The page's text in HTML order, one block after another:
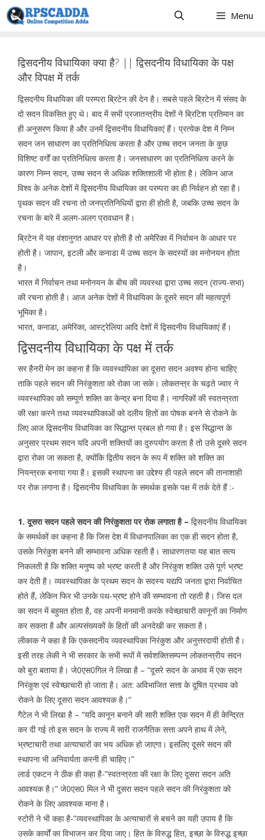
Skip
to
Menu
द्विसदनीय विधायिका क्या है? || द्विसदनीय विधायिका के पक्ष
और विपक्ष में तर्क
द्विसदनीय विधायिका की परम्परा ब्रिटेन की देन है। सबसे पहले ब्रिटेन में संसद के
दो सदन विकसित हुए थे। बाद में सभी प्रजातन्त्रीय देशों ने ब्रिटिश प्रतिमान का
ही अनुसरण किया है और उनमें द्विसदनीय विधायिकाएं हैं। प्रत्येक देश में निम्न
सदन जन साधारण का प्रतिनिधित्व करता है और उच्च सदन जनता के कुछ
विशिष्ट वर्गों का प्रतिनिधित्व करता है। जनसाधारण का प्रतिनिधित्व करने के
कारण निम्न सदन, उच्च सदन से अधिक शक्तिशाली भी होता है। लेकिन आज
विश्व के अनेक देशों में द्विसदनीय विधायिका का परम्परा का ही निर्वहन हो रहा है।
पृथक सदन की रचना तो जनप्रतिनिधियों द्वारा ही होती है, जबकि उच्च सदन के
रचना के बारे में अलग-अलग प्रावधान है।
ब्रिटेन में यह वंशानुगत आधार पर होती है तो अमेरिका में निर्वाचन के आधार पर
होती है। जापान, इटली और कनाडा में उच्च सदन के सदस्यों का मनोनयन होता
है।
भारत में निर्वाचन तथा मनोनयन के बीच की व्यवस्था द्वारा उच्च सदन (राज्य-सभा)
की रचना होती है। आज अनेक देशों में विधायिका के दूसरे सदन की महत्वपूर्ण
भूमिका है।
भारत, कनाडा, अमेरिका, आस्ट्रेलिया आदि देशों में द्विसदनीय विधायिकाएं हैं।
द्विसदनीय विधायिका के पक्ष में तर्क
सर हैनरी मेन का कहना है कि व्यवस्थापिका का दूसरा सदन अवश्य होना चाहिए
ताकि पहले सदन की निरंकुशता को रोका जा सके। लोकतन्त्र के चढ़ते ज्वार ने
व्यवस्थापिका को सम्पूर्ण शक्ति का केन्द्र बना दिया है। नागरिकों की स्वतन्त्रता
की रक्षा करने तथा व्यवस्थापिकाओं को दलीय हितों का पोषक बनने से रोकने के
लिए आज द्विसदनीय विधायिका का सिद्धान्त प्रबल हो गया है। इस सिद्धान्त के
अनुसार प्रथम सदन यदि अपनी शक्तियों का दुरुपयोग करता है तो उसे दूसरे सदन
द्वारा रोका जा सकता है, क्योंकि द्वितीय सदन के रूप में शक्ति को शक्ति का
नियन्त्रक बनाया गया है। इसकी स्थापना का उद्देश्य ही पहले सदन की तानाशाही
पर रोक लगाना है। द्विसदनीय विधायिका के समर्थक इसके पक्ष में तर्क देते हैं :-
1. दूसरा सदन पहले सदन की निरंकुशता पर रोक लगाता है – द्विसदनीय विधायिका
के समर्थकों का कहना है कि जिस देश में विधानपालिका का एक ही सदन होता है,
उसके निरंकुश बनने की सम्भावना अधिक रहती है। साधारणतया यह बात सत्य
निकलती है कि शक्ति मनुष्य को भ्रष्ट करती है और निरंकुश शक्ति उसे पूर्ण भ्रष्ट
कर देती है। व्यवस्थापिका के प्रथम सदन के सदस्य यद्यपि जनता द्वारा निर्वाचित
होते हैं, लेकिन फिर भी उनके पथ-भ्रष्ट होने की सम्भावना तो रहती है। जिस दल
का सदन में बहुमत होता है, वह अपनी मनमानी करके स्वेच्छाचारी कानूनों का निर्माण
कर सकता है और अल्पसंख्यकों के हितों की अनदेखी कर सकता है।
लीकाक ने कहा है कि एकसदनीय व्यवस्थापिका निरंकुश और अनुत्तरदायी होती है।
इसी तरह लेकी ने भी सरकार के सभी रूपों में सर्वशक्तिसम्पन्न लोकतन्त्रीय सदन
को बुरा बताया है। जे0एस0गिल ने लिखा है – “दूसरे सदन के अभाव में एक सदन
निरंकुश एवं स्वेच्छाचारी हो जाता है। अत: अविभाजित सत्ता के दूषित प्रभाव को
रोकने के लिए दूसरा सदन आवश्यक है।”
गैटेल ने भी लिखा है – “यदि कानून बनाने की सारी शक्ति एक सदन में ही केन्द्रित
कर दी गई तो इस सदन के राज्य में सारी राजनैतिक सत्ता अपने हाथ में लेने,
भ्रष्टाचारी तथा अत्याचारों का भय अधिक हो जाएगा। इसलिए दूसरे सदन की
स्थापना भी अनिवार्यता करनी ही चाहिए।”
लार्ड एकटन ने ठीक ही कहा है-”स्वतन्त्रता की रक्षा के लिए दूसरा सदन अति
आवश्यक है।” जे0एस0 मिल ने भी दूसरा सदन पहले सदन की निरंकुशता को
रोकने के लिए आवश्यक माना है।
स्टोरी ने भी कहा है-”व्यवस्थापिका के अत्याचारों से बचने का यही उपाय है कि
उसके कार्यों का विभाजन कर दिया जाए। हित के विरुद्ध हित, इच्छा के विरुद्ध इच्छा